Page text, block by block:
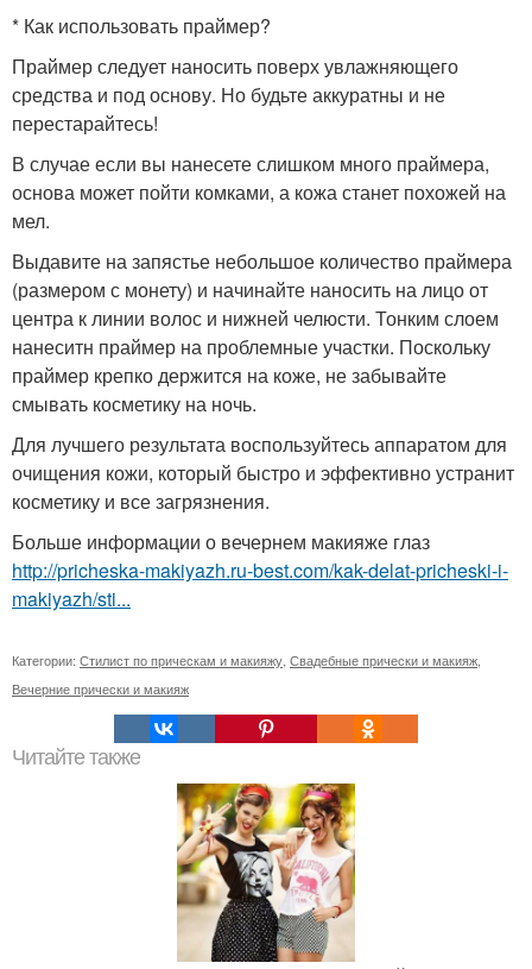
* Как использовать праймер?
Праймер следует наносить поверх увлажняющего
средства и под основу. Но будьте аккуратны и не
перестарайтесь!
В случае если вы нанесете слишком много праймера,
основа может пойти комками, а кожа станет похожей на
мел.
Выдавите на запястье небольшое количество праймера
(размером с монету) и начинайте наносить на лицо от
центра к линии волос и нижней челюсти. Тонким слоем
нанеситн праймер на проблемные участки. Поскольку
праймер крепко держится на коже, не забывайте
смывать косметику на ночь.
Для лучшего результата воспользуйтесь аппаратом для
очищения кожи, который быстро и эффективно устранит
косметику и все загрязнения.
Больше информации о вечернем макияже глаз
http://pricheska-makiyazh.ru-best.com/kak-delat-pricheski-i-
makiyazh/sti...
Категории: Стилист по прическам и макияжу Свадебные прически и макияж
Вечерние прически и макияж
Читайте также